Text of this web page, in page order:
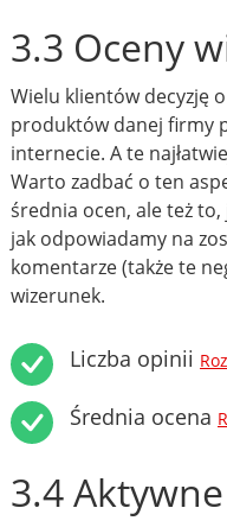
3.3 Oceny
Wielu klientów decyzję
produktów danej firmy
internecie. A te
Warto zadbać o ten
średnia ocen, ale też
jak odpowiadamy na
komentarze (także te
wizerunek.
Liczba opinii
Średnia ocena
3.4